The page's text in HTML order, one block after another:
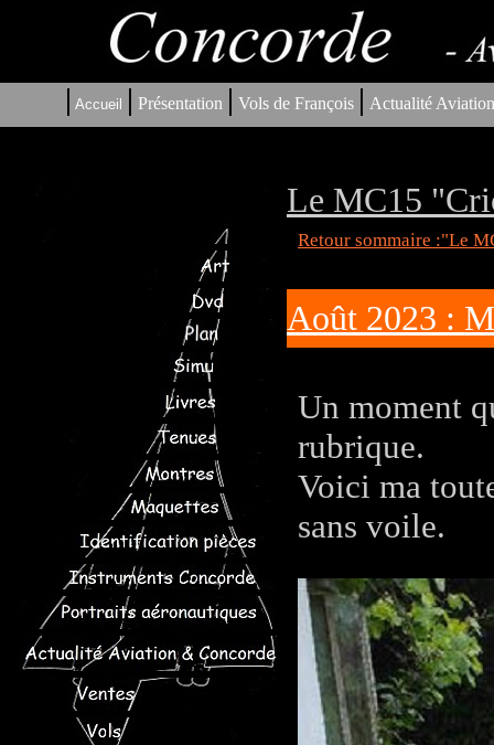
| Accueil | Présentation | Vols de François | Actualité
Le MC15
Retour sommaire :"Le
Août 2023 :
Un moment
rubrique.
Voici ma
sans voile.